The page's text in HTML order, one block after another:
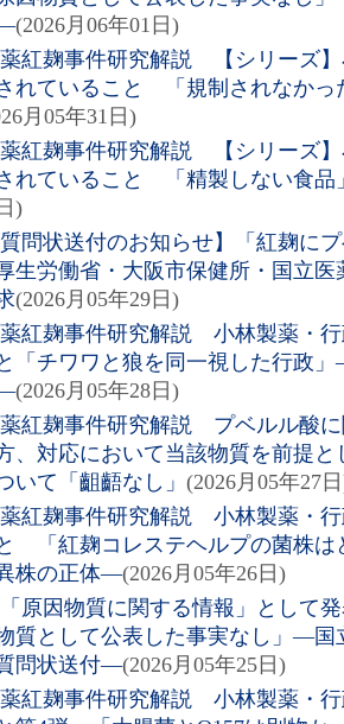
(2026月06年01日)
紅麹事件研究解説 【シリーズ
れていること 「規制されなかっ
月05年31日)
紅麹事件研究解説 【シリーズ
れていること 「精製しない食品
)
質問状送付のお知らせ】「紅麹に
生労働省・大阪市保健所・国立
(2026月05年29日)
紅麹事件研究解説 小林製薬・
「チワワと狼を同一視した行政
(2026月05年28日)
紅麹事件研究解説 プベルル酸
対応において当該物質を前提と
いて「齟齬なし」 (2026月05年27
紅麹事件研究解説 小林製薬・
「紅麹コレステヘルプの菌株は
株の正体―(2026月05年26日)
原因物質に関する情報」として
質として公表した事実なし」―国
問状送付―(2026月05年25日)
紅麹事件研究解説 小林製薬・